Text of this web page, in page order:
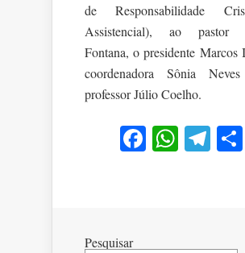
de Responsabilidade
Assistencial), ao pastor
Fontana, o presidente Marcos
coordenadora Sônia
professor Júlio Coelho.
Facebook
Pesquisar